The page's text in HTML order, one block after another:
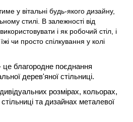
у вітальні будь-якого дизайну,
стилі. В залежності від
і як робочий стіл, і
чи просто спілкування у колі
благородне поєднання
дерев'яної стільниці.
розмірах, кольорах,
та дизайнах металевої